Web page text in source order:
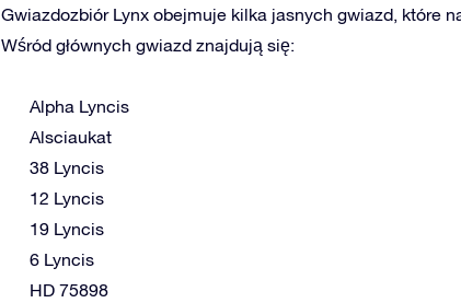
Gwiazdozbiór Lynx obejmuje kilka jasnych gwiazd, które
Wśród głównych gwiazd znajdują się:
Alpha Lyncis
Alsciaukat
38 Lyncis
12 Lyncis
19 Lyncis
6 Lyncis
HD 75898